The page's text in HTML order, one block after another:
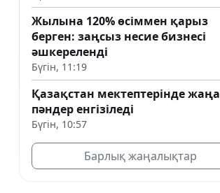
Жылына 120% өсіммен қарыз
берген: заңсыз несие бизнесі
әшкереленді
Бүгін, 11:19
Қазақстан мектептерінде жаңа
пәндер енгізіледі
Бүгін, 10:57
Барлық жаңалықтар